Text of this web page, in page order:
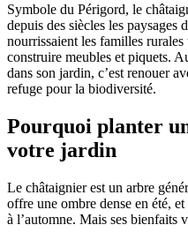
Symbole du Périgord, le
depuis des siècles les paysages
nourrissaient les familles
construire meubles et piquets.
dans son jardin, c’est renouer
refuge pour la biodiversité.
Pourquoi planter
votre jardin
Le châtaignier est un arbre
offre une ombre dense en été,
à l’automne. Mais ses bienfaits